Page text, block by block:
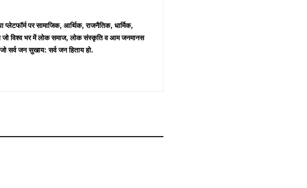
प्लेटफॉर्म पर सामाजिक, आर्थिक, राजनैतिक, धार्मिक,
जो विश्व भर में लोक समाज, लोक संस्कृति व आम जनमानस
सर्व जन सुखाय: सर्व जन हिताय हो.